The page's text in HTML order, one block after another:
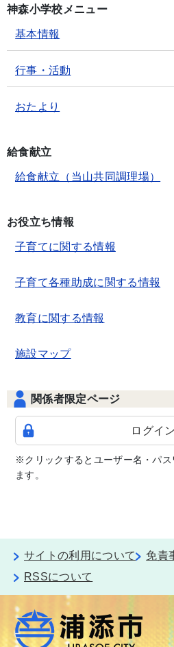
神森小学校メニュー
基本情報
行事・活動
おたより
給食献立
給食献立（当山共同調理場）
お役立ち情報
子育てに関する情報
子育て各種助成に関する情報
教育に関する情報
施設マップ
関係者限定ページ
ログイン
※クリックするとユーザー名・パ
ます。
サイトの利用について 免責
RSSについて